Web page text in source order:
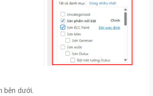
bên dưới.